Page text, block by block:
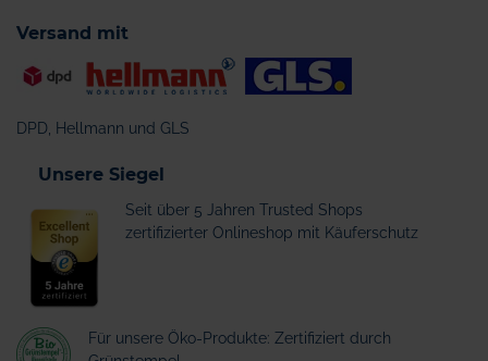
Versand mit
DPD, Hellmann und GLS
Unsere Siegel
Seit über 5 Jahren Trusted Shops
zertifizierter Onlineshop mit Käuferschutz
Für unsere Öko-Produkte: Zertifiziert durch